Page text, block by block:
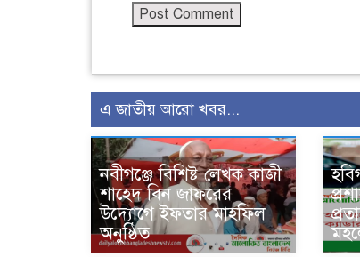
এ জাতীয় আরো খবর...
নবীগঞ্জে বিশিষ্ট লেখক কাজী
শাহেদ বিন জাফরের
উদ্যোগে ইফতার মাহফিল
অনুষ্ঠিত